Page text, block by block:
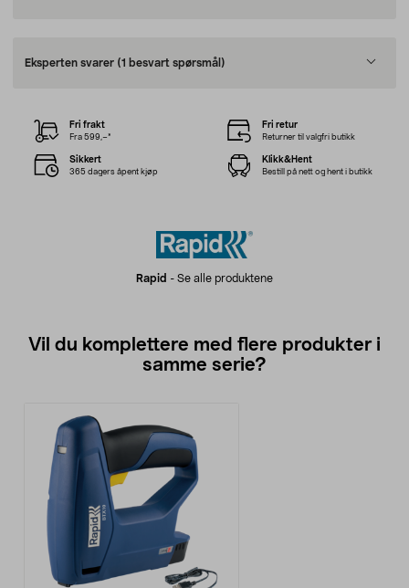
Eksperten svarer (1 besvart spørsmål)
Rapid - Se alle produktene
Fri frakt
Fra 599,–*
Fri retur
Returner til valgfri butikk
Sikkert
365 dagers åpent kjøp
Klikk&Hent
Bestill på nett og hent i butikk
Vil du komplettere med flere produkter i
samme serie?